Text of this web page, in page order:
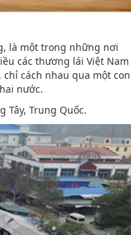
là một trong những nơi
các thương lái Việt Nam
cách nhau qua một con
nước.
Tây, Trung Quốc.